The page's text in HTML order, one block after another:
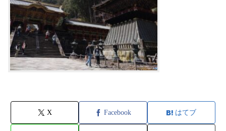
X Facebook はてブ